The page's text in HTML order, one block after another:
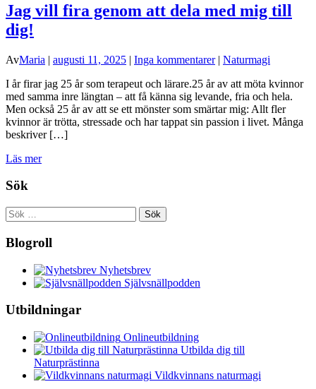
Jag vill fira genom att dela med mig till
dig!
AvMaria | augusti 11, 2025 | Inga kommentarer| Naturmagi
I år firar jag 25 år som terapeut och lärare.25 år av att möta kvinnor
med samma inre längtan – att få känna sig levande, fria och hela.
Men också 25 år av att se ett mönster som smärtar mig: Allt fler
kvinnor är trötta, stressade och har tappat sin passion i livet. Många
beskriver […]
Läs mer
Sök
Sök
efter:
Blogroll
Nyhetsbrev
Självsnällpodden
Utbildningar
Onlineutbildning
Utbilda dig till
Naturprästinna
Vildkvinnans naturmagi